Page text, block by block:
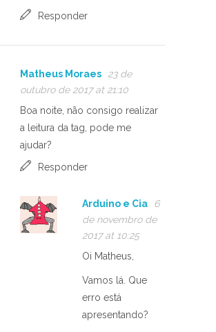
Responder
Matheus Moraes
23 de
outubro de 2017 at 21:10
Boa noite, não consigo realizar
a leitura da tag, pode me
ajudar?
Responder
Arduino e Cia
6
de novembro de
2017 at 10:25
Oi Matheus,
Vamos lá. Que
erro está
apresentando?